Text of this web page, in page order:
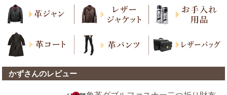
かずさんのレビュー